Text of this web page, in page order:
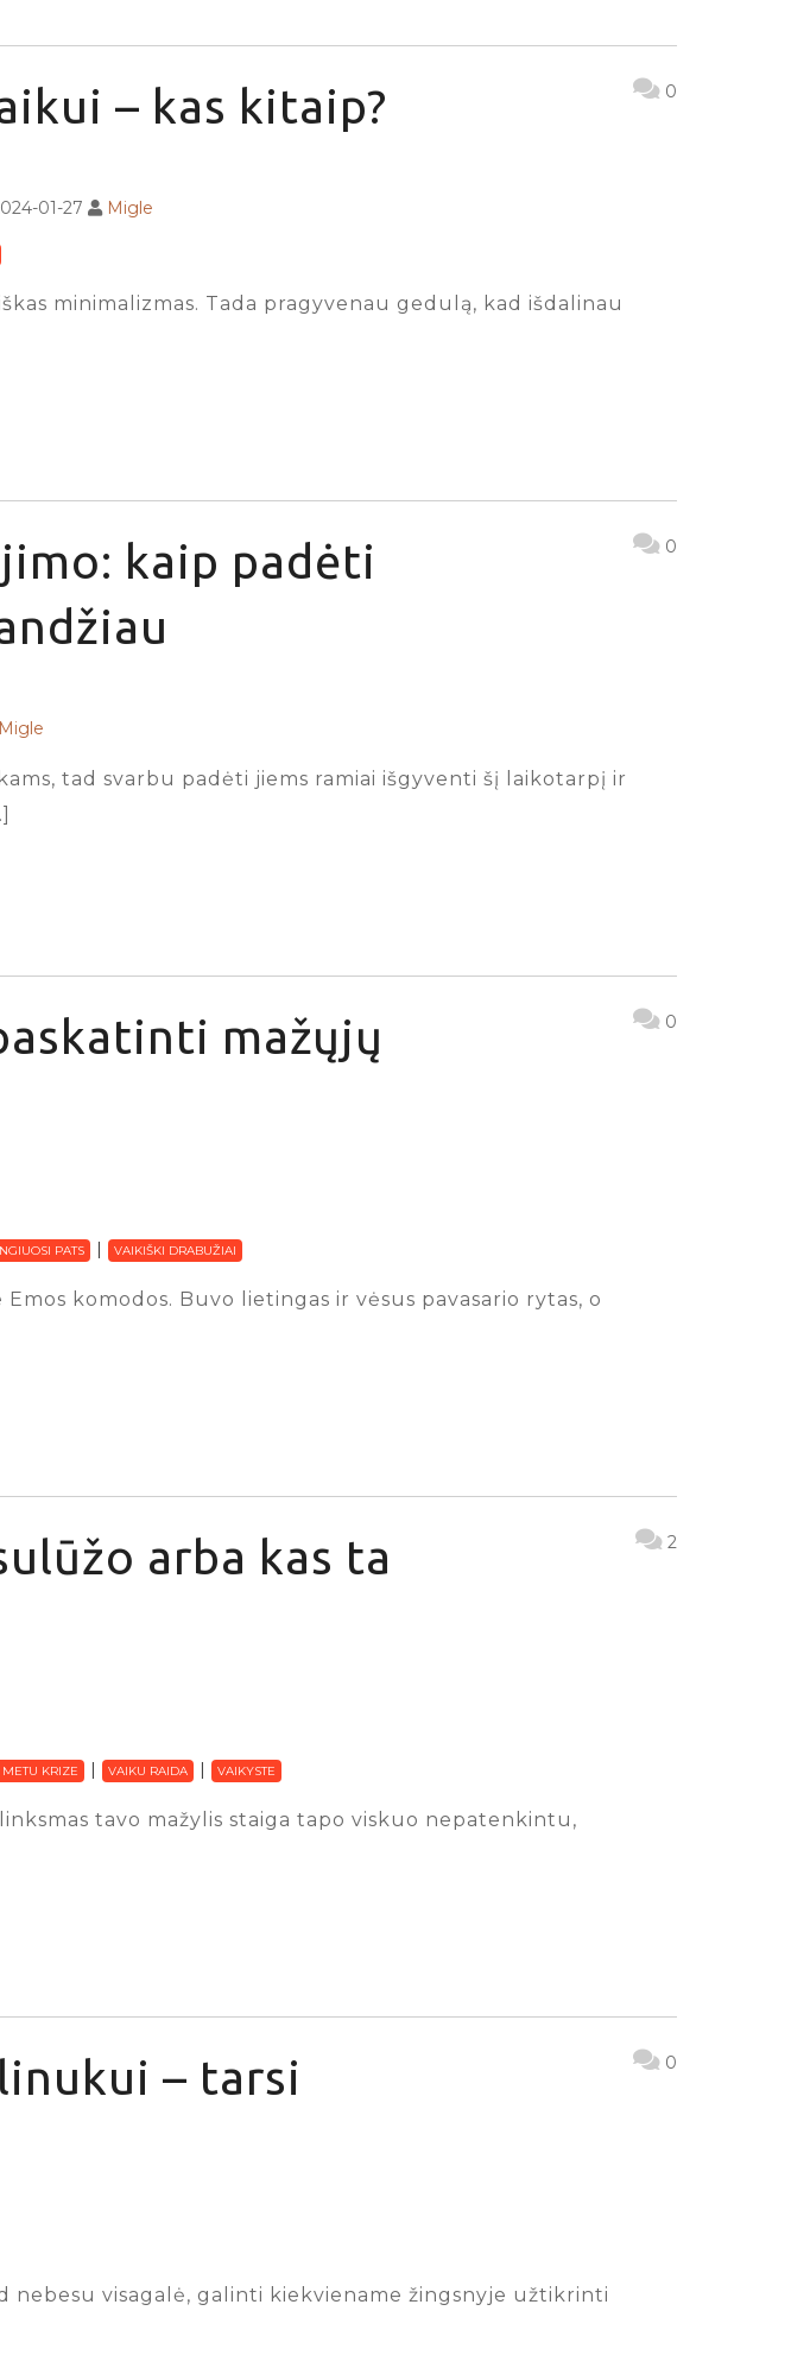
– kas kitaip? 0
01-27 Migle
minimalizmas. Tada pragyvenau gedulą, kad išdalinau
kaip padėti
0
Migle
tad svarbu padėti jiems ramiai išgyventi šį laikotarpį ir
mažųjų
0
PATS VAIKIŠKI DRABUŽIAI
komodos. Buvo lietingas ir vėsus pavasario rytas, o
arba kas ta
2
METU KRIZE VAIKU RAIDA VAIKYSTE
tavo mažylis staiga tapo viskuo nepatenkintu,
– tarsi
0
nebesu visagalė, galinti kiekviename žingsnyje užtikrinti